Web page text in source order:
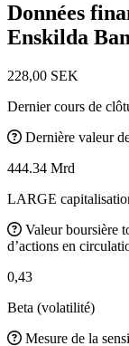
Données
Enskilda
228,00 SEK
Dernier cours de
Dernière valeur
444.34 Mrd
LARGE
Valeur boursière
d’actions en
0,43
Beta (volatilité)
Mesure de la